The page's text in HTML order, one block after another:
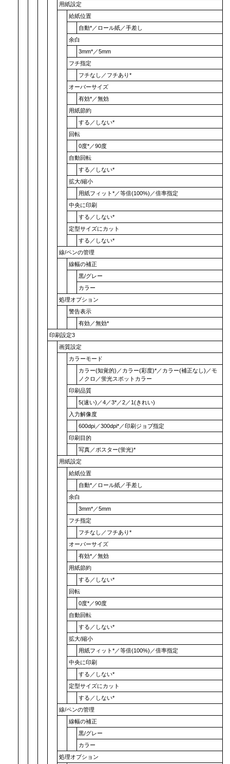
用紙設定
給紙位置
自動*／ ロール紙 ／手差し
余白
3mm*／5mm
フチ指定
フチなし ／フチあり*
オーバーサイズ
有効*／無効
用紙節約
する ／ しない*
回転
0度*／90度
自動回転
する ／ しない*
拡大/縮小
用紙フィット*／等倍(100%) ／倍率指定
中央に印刷
する ／ しない*
定型サイズにカット
する ／ しない*
線/ペンの管理
線幅の補正
黒/グレー
カラー
処理オプション
警告表示
有効 ／無効*
印刷設定3
画質設定
カラーモード
カラー(知覚的) ／カラー(彩度)*／カラー(補正なし) ／モ
ノクロ ／蛍光スポットカラー
印刷品質
5(速い) ／4／3*／2／1(きれい)
入力解像度
600dpi ／300dpi*／印刷ジョブ指定
印刷目的
写真 ／ポスター(蛍光)*
用紙設定
給紙位置
自動*／ ロール紙 ／手差し
余白
3mm*／5mm
フチ指定
フチなし ／フチあり*
オーバーサイズ
有効*／無効
用紙節約
する ／ しない*
回転
0度*／90度
自動回転
する ／ しない*
拡大/縮小
用紙フィット*／等倍(100%) ／倍率指定
中央に印刷
する ／ しない*
定型サイズにカット
する ／ しない*
線/ペンの管理
線幅の補正
黒/グレー
カラー
処理オプション